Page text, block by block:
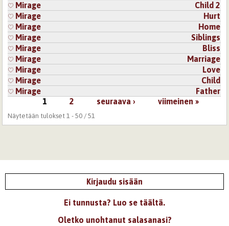
Mirage
Child 2
Mirage
Hurt
Mirage
Home
Mirage
Siblings
Mirage
Bliss
Mirage
Marriage
Mirage
Love
Mirage
Child
Mirage
Father
1 2 seuraava › viimeinen »
Näytetään tulokset 1 - 50 / 51
Kirjaudu sisään
Ei tunnusta? Luo se täältä.
Oletko unohtanut salasanasi?